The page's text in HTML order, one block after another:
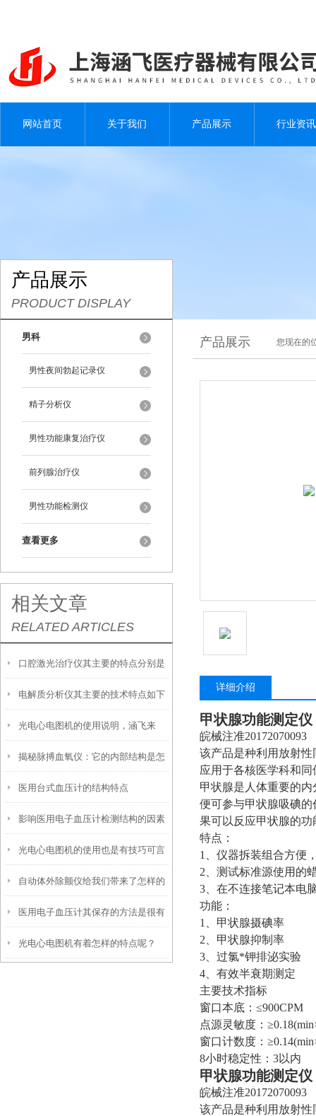
网站首页 关于我们 产品展示 行业资讯
产品展示
PRODUCT DISPLAY
男科
男性夜间勃起记录仪
精子分析仪
男性功能康复治疗仪
前列腺治疗仪
男性功能检测仪
查看更多
相关文章
RELATED ARTICLES
口腔激光治疗仪其主要的特点分别是
什么
电解质分析仪其主要的技术特点如下
光电心电图机的使用说明，涵飞来
谈！
揭秘脉搏血氧仪：它的内部结构是怎
样工作的？
医用台式血压计的结构特点
影响医用电子血压计检测结构的因素
有哪些？
光电心电图机的使用也是有技巧可言
的！
自动体外除颤仪给我们带来了怎样的
特点呢？
医用电子血压计其保存的方法是很有
讲究的
光电心电图机有着怎样的特点呢？
产品展示 您现在的
详细介绍
甲状腺功能测定仪
皖械注准20172070093
该产品是种利用放射
应用于各核医学科和同
甲状腺是人体重要的
便可参与甲状腺吸碘
果可以反应甲状腺的功
特点：
1、仪器拆装组合方便
2、测试标准源使用的
3、在不连接笔记本电
功能：
1、甲状腺摄碘率
2、甲状腺抑制率
3、过氯*钾排泌实验
4、有效半衰期测定
主要技术指标
窗口本底：≤900CPM
点源灵敏度：
窗口计数度：
8小时稳定性：3以内
甲状腺功能测定仪
皖械注准20172070093
该产品是种利用放射